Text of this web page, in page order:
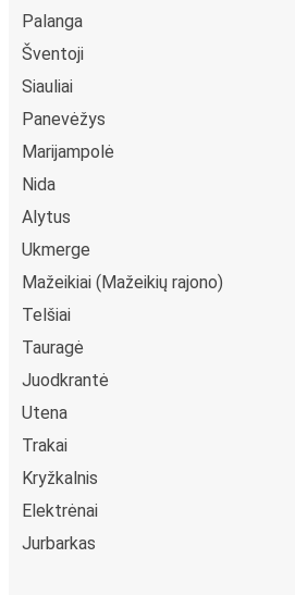
Palanga
Šventoji
Siauliai
Panevėžys
Marijampolė
Nida
Alytus
Ukmerge
Mažeikiai (Mažeikių rajono)
Telšiai
Tauragė
Juodkrantė
Utena
Trakai
Kryžkalnis
Elektrėnai
Jurbarkas